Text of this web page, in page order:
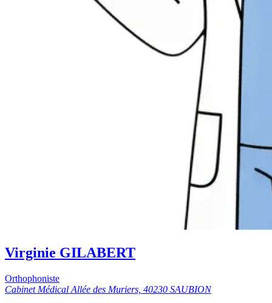
Virginie GILABERT
Orthophoniste
Cabinet Médical Allée des Muriers, 40230 SAUBION